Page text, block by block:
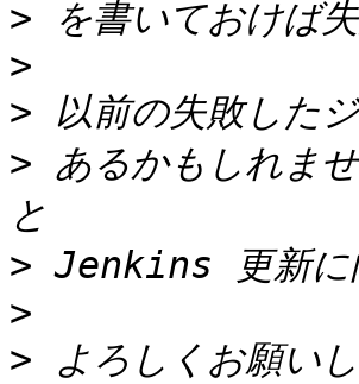
>
>
>
> あるかもしれま
>
>
>